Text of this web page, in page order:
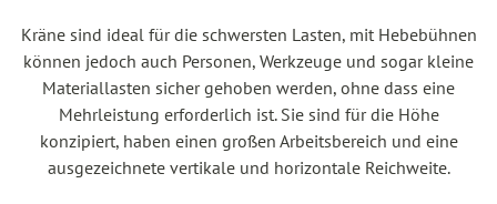
Kräne sind ideal für die schwersten Lasten, mit Hebebühnen
können jedoch auch Personen, Werkzeuge und sogar kleine
Materiallasten sicher gehoben werden, ohne dass eine
Mehrleistung erforderlich ist. Sie sind für die Höhe
konzipiert, haben einen großen Arbeitsbereich und eine
ausgezeichnete vertikale und horizontale Reichweite.